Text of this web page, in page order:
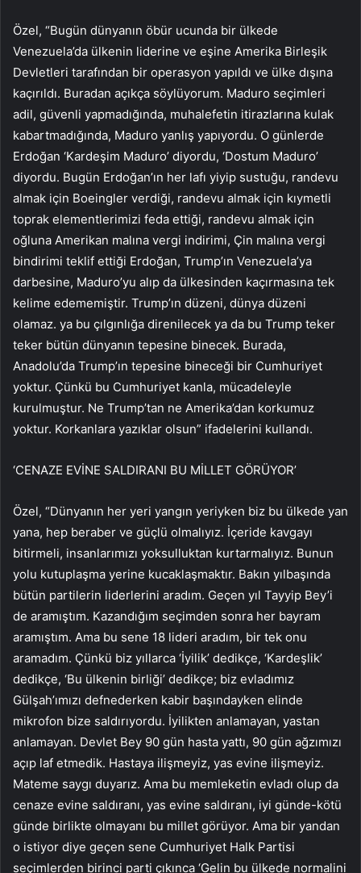
Özel, “Bugün dünyanın öbür ucunda bir ülkede
Venezuela’da ülkenin liderine ve eşine Amerika Birleşik
Devletleri tarafından bir operasyon yapıldı ve ülke dışına
kaçırıldı. Buradan açıkça söylüyorum. Maduro seçimleri
adil, güvenli yapmadığında, muhalefetin itirazlarına kulak
kabartmadığında, Maduro yanlış yapıyordu. O günlerde
Erdoğan ‘Kardeşim Maduro’ diyordu, ‘Dostum Maduro’
diyordu. Bugün Erdoğan’ın her lafı yiyip sustuğu, randevu
almak için Boeingler verdiği, randevu almak için kıymetli
toprak elementlerimizi feda ettiği, randevu almak için
oğluna Amerikan malına vergi indirimi, Çin malına vergi
bindirimi teklif ettiği Erdoğan, Trump’ın Venezuela’ya
darbesine, Maduro’yu alıp da ülkesinden kaçırmasına tek
kelime edememiştir. Trump’ın düzeni, dünya düzeni
olamaz. ya bu çılgınlığa direnilecek ya da bu Trump teker
teker bütün dünyanın tepesine binecek. Burada,
Anadolu’da Trump’ın tepesine bineceği bir Cumhuriyet
yoktur. Çünkü bu Cumhuriyet kanla, mücadeleyle
kurulmuştur. Ne Trump’tan ne Amerika’dan korkumuz
yoktur. Korkanlara yazıklar olsun” ifadelerini kullandı.
‘CENAZE EVİNE SALDIRANI BU MİLLET GÖRÜYOR’
Özel, “Dünyanın her yeri yangın yeriyken biz bu ülkede yan
yana, hep beraber ve güçlü olmalıyız. İçeride kavgayı
bitirmeli, insanlarımızı yoksulluktan kurtarmalıyız. Bunun
yolu kutuplaşma yerine kucaklaşmaktır. Bakın yılbaşında
bütün partilerin liderlerini aradım. Geçen yıl Tayyip Bey’i
de aramıştım. Kazandığım seçimden sonra her bayram
aramıştım. Ama bu sene 18 lideri aradım, bir tek onu
aramadım. Çünkü biz yıllarca ‘İyilik’ dedikçe, ‘Kardeşlik’
dedikçe, ‘Bu ülkenin birliği’ dedikçe; biz evladımız
Gülşah’ımızı defnederken kabir başındayken elinde
mikrofon bize saldırıyordu. İyilikten anlamayan, yastan
anlamayan. Devlet Bey 90 gün hasta yattı, 90 gün ağzımızı
açıp laf etmedik. Hastaya ilişmeyiz, yas evine ilişmeyiz.
Mateme saygı duyarız. Ama bu memleketin evladı olup da
cenaze evine saldıranı, yas evine saldıranı, iyi günde-kötü
günde birlikte olmayanı bu millet görüyor. Ama bir yandan
o istiyor diye geçen sene Cumhuriyet Halk Partisi
seçimlerden birinci parti çıkınca ‘Gelin bu ülkede normalini